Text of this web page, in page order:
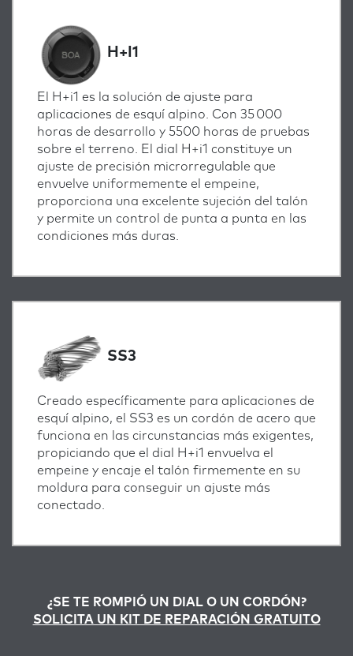
H+I1
El H+i1 es la solución de ajuste para
aplicaciones de esquí alpino. Con 35 000
horas de desarrollo y 5500 horas de pruebas
sobre el terreno. El dial H+i1 constituye un
ajuste de precisión microrregulable que
envuelve uniformemente el empeine,
proporciona una excelente sujeción del talón
y permite un control de punta a punta en las
condiciones más duras.
SS3
Creado específicamente para aplicaciones de
esquí alpino, el SS3 es un cordón de acero que
funciona en las circunstancias más exigentes,
propiciando que el dial H+i1 envuelva el
empeine y encaje el talón firmemente en su
moldura para conseguir un ajuste más
conectado.
¿SE TE ROMPIÓ UN DIAL O UN CORDÓN?
SOLICITA UN KIT DE REPARACIÓN GRATUITO